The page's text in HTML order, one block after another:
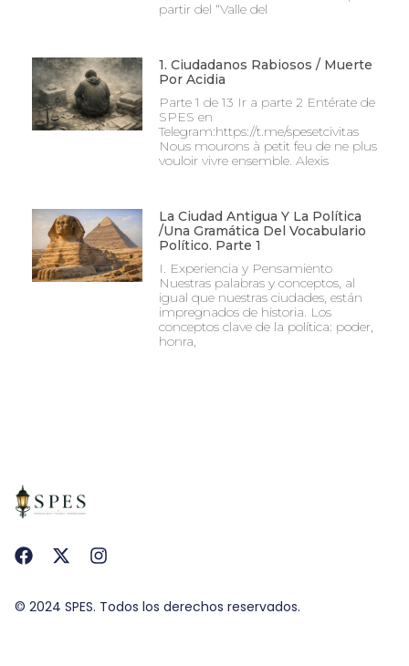
partir del “Valle del
1. Ciudadanos Rabiosos / Muerte
Por Acidia
Parte 1 de 13 Ir a parte 2 Entérate de
SPES en
Telegram:https://t.me/spesetcivitas
Nous mourons à petit feu de ne plus
vouloir vivre ensemble. Alexis
La Ciudad Antigua Y La Política
/Una Gramática Del Vocabulario
Político. Parte 1
I. Experiencia y Pensamiento
Nuestras palabras y conceptos, al
igual que nuestras ciudades, están
impregnados de historia. Los
conceptos clave de la política: poder,
honra,
© 2024 SPES. Todos los derechos reservados.